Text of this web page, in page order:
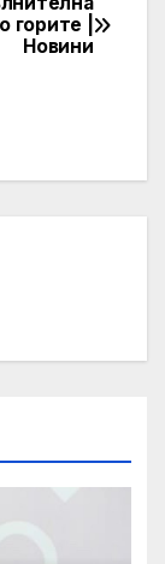
горите |
Новини